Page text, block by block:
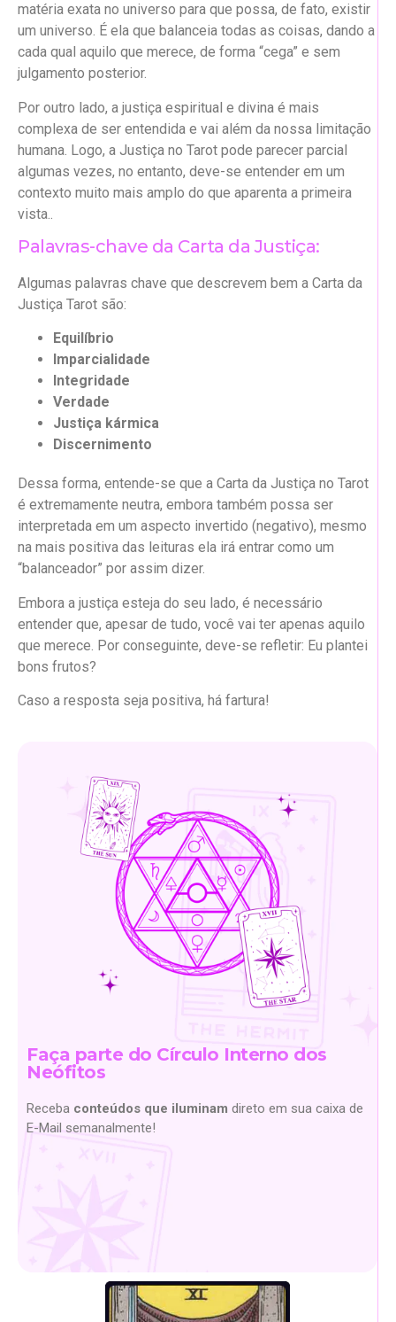
matéria exata no universo para que possa, de fato, existir
um universo. É ela que balanceia todas as coisas, dando a
cada qual aquilo que merece, de forma “cega” e sem
julgamento posterior.
Por outro lado, a justiça espiritual e divina é mais
complexa de ser entendida e vai além da nossa limitação
humana. Logo, a Justiça no Tarot pode parecer parcial
algumas vezes, no entanto, deve-se entender em um
contexto muito mais amplo do que aparenta a primeira
vista..
Palavras-chave da Carta da Justiça:
Algumas palavras chave que descrevem bem a Carta da
Justiça Tarot são:
Equilíbrio
Imparcialidade
Integridade
Verdade
Justiça kármica
Discernimento
Dessa forma, entende-se que a Carta da Justiça no Tarot
é extremamente neutra, embora também possa ser
interpretada em um aspecto invertido (negativo), mesmo
na mais positiva das leituras ela irá entrar como um
“balanceador” por assim dizer.
Embora a justiça esteja do seu lado, é necessário
entender que, apesar de tudo, você vai ter apenas aquilo
que merece. Por conseguinte, deve-se refletir: Eu plantei
bons frutos?
Caso a resposta seja positiva, há fartura!
Faça parte do Círculo Interno dos
Neófitos
Receba conteúdos que iluminam direto em sua caixa de
E-Mail semanalmente!